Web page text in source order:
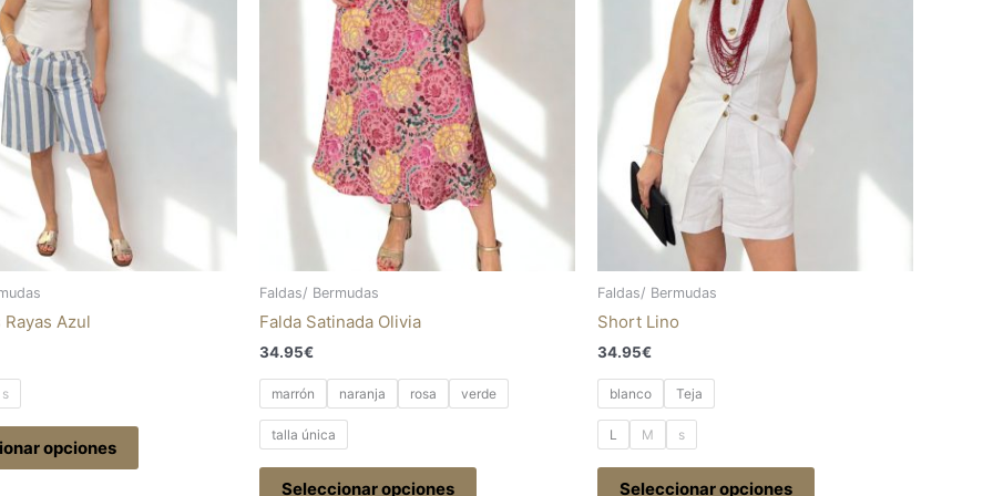
Azul
s
opciones
opciones
página
producto
Faldas/ Bermudas
Falda Satinada Olivia
34.95€
marrón naranja rosa verde
talla única
Seleccionar opciones
Las
opciones
se
pueden
elegir
en
la
página
de
producto
Faldas/ Bermudas
Short Lino
34.95€
blanco Teja
L M s
Seleccionar opciones
Las
opciones
se
pueden